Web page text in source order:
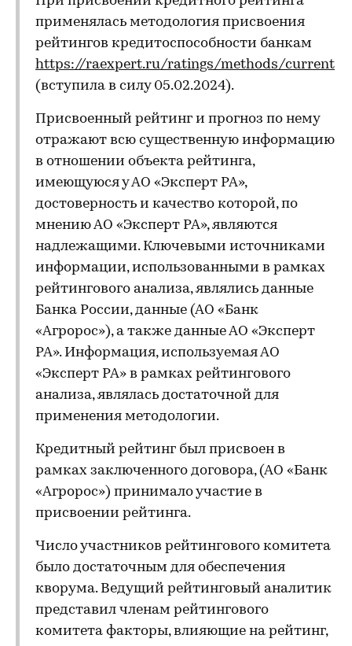
применялась методология присвоения
рейтингов кредитоспособности банкам
https://raexpert.ru/ratings/methods/current
(вступила в силу 05.02.2024).
Присвоенный рейтинг и прогноз по нему
отражают всю существенную информацию
в отношении объекта рейтинга,
имеющуюся у АО «Эксперт РА»,
достоверность и качество которой, по
мнению АО «Эксперт РА», являются
надлежащими. Ключевыми источниками
информации, использованными в рамках
рейтингового анализа, являлись данные
Банка России, данные (АО «Банк
«Агророс»), а также данные АО «Эксперт
РА». Информация, используемая АО
«Эксперт РА» в рамках рейтингового
анализа, являлась достаточной для
применения методологии.
Кредитный рейтинг был присвоен в
рамках заключенного договора, (АО «Банк
«Агророс») принимало участие в
присвоении рейтинга.
Число участников рейтингового комитета
было достаточным для обеспечения
кворума. Ведущий рейтинговый аналитик
представил членам рейтингового
комитета факторы, влияющие на рейтинг,